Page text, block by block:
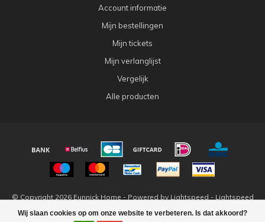
Wij slaan cookies op om onze website te verbeteren. Is dat akkoord?
Account informatie
Mijn bestellingen
Mijn tickets
Mijn verlanglijst
Vergelijk
Alle producten
© Copyright 2026 Eunnick Home - Powered by Lightspeed - Lightspeed
designbyDyvelopment
FILTERS